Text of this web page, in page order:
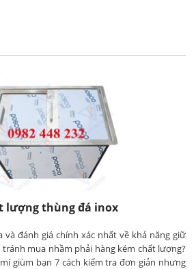
lượng thùng đá inox
và đánh giá chính xác nhất về khả năng giữ
mua nhầm phải hàng kém chất lượng?
giùm bạn 7 cách kiểm tra đơn giản nhưng